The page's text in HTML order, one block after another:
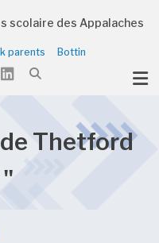
scolaire des Appalaches
parents Bottin
Thetford